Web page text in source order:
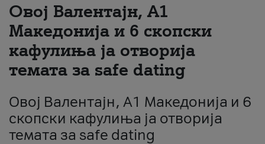
Овој Валентајн, A1
Македонија и 6 скопски
кафулиња ја отворија
темата за safe dating
Овој Валентајн, A1 Македонија и 6
скопски кафулиња ја отворија
темата за safe dating